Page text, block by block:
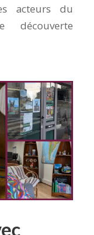
acteurs du